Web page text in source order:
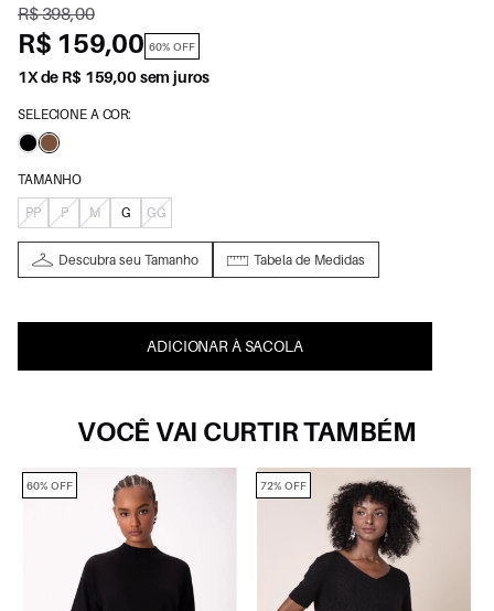
R$ 398,00
R$ 159,00 60% OFF
1X de R$ 159,00 sem juros
SELECIONE A COR:
TAMANHO
PP
P M G GG
Descubra seu Tamanho Tabela de Medidas
ADICIONAR À SACOLA
VOCÊ VAI CURTIR TAMBÉM
60% OFF 72% OFF